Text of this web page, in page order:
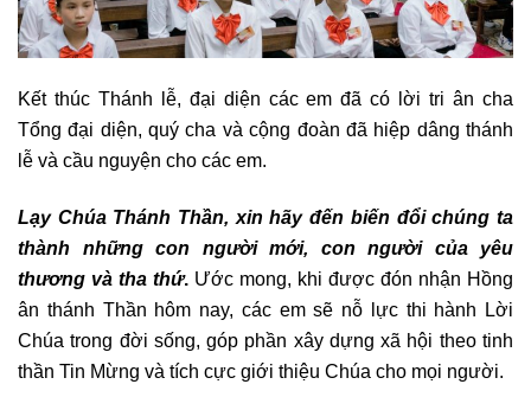
Kết thúc Thánh lễ, đại diện các em đã có lời tri ân cha
Tổng đại diện, quý cha và cộng đoàn đã hiệp dâng thánh
lễ và cầu nguyện cho các em.
Lạy Chúa Thánh Thần, xin hãy đến biến đổi chúng ta
thành những con người mới, con người của yêu
thương và tha thứ. Ước mong, khi được đón nhận Hồng
ân thánh Thần hôm nay, các em sẽ nỗ lực thi hành Lời
Chúa trong đời sống, góp phần xây dựng xã hội theo tinh
thần Tin Mừng và tích cực giới thiệu Chúa cho mọi người.